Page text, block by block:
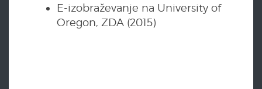
E-izobraževanje na University of
Oregon, ZDA (2015)